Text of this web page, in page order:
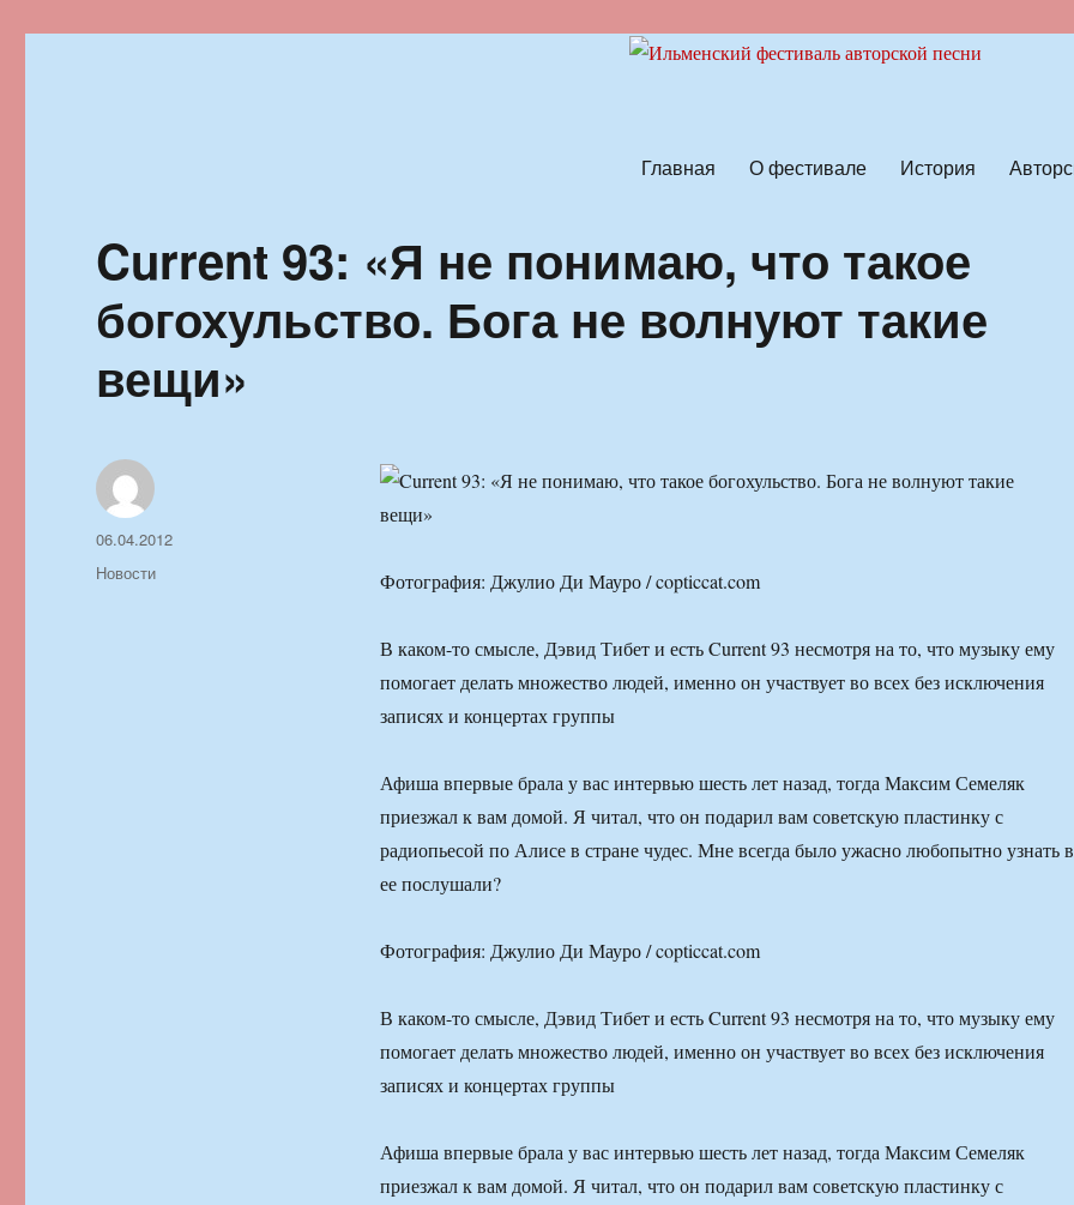
Главная О фестивале История
Current 93: «Я не понимаю, что такое
богохульство. Бога не волнуют такие
вещи»
Фотография: Джулио Ди Мауро / copticcat.com
В каком-то смысле, Дэвид Тибет и есть Current 93 несмотря на то, что музыку ему
помогает делать множество людей, именно он участвует во всех без исключения
записях и концертах группы
Афиша впервые брала у вас интервью шесть лет назад, тогда Максим Семеляк
приезжал к вам домой. Я читал, что он подарил вам советскую пластинку с
радиопьесой по Алисе в стране чудес. Мне всегда было ужасно любопытно узнать
ее послушали?
Фотография: Джулио Ди Мауро / copticcat.com
В каком-то смысле, Дэвид Тибет и есть Current 93 несмотря на то, что музыку ему
помогает делать множество людей, именно он участвует во всех без исключения
записях и концертах группы
Афиша впервые брала у вас интервью шесть лет назад, тогда Максим Семеляк
приезжал к вам домой. Я читал, что он подарил вам советскую пластинку с
Автор
Опубликовано
06.04.2012
Рубрики
Новости